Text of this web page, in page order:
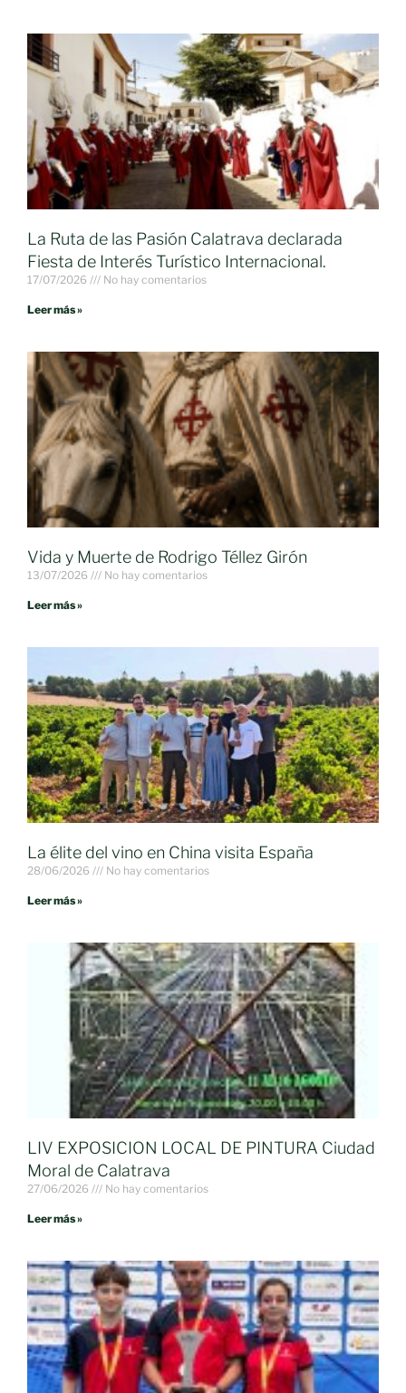
La Ruta de las Pasión Calatrava declarada
Fiesta de Interés Turístico Internacional.
17/07/2026 No hay comentarios
Leer más »
Vida y Muerte de Rodrigo Téllez Girón
13/07/2026 No hay comentarios
Leer más »
La élite del vino en China visita España
28/06/2026 No hay comentarios
Leer más »
LIV EXPOSICION LOCAL DE PINTURA Ciudad
Moral de Calatrava
27/06/2026 No hay comentarios
Leer más »